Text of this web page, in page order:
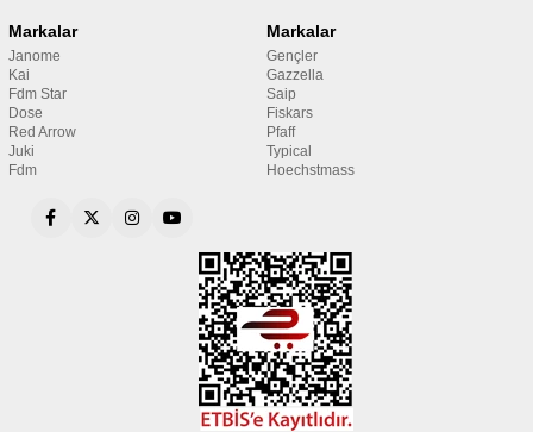
Markalar
Janome
Kai
Fdm Star
Dose
Red Arrow
Juki
Fdm
Markalar
Gençler
Gazzella
Saip
Fiskars
Pfaff
Typical
Hoechstmass